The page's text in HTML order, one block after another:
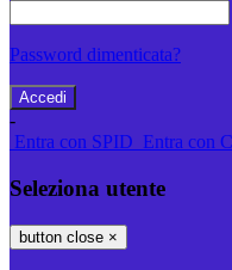
Password dimenticata?
-
Entra con SPID Entra con
Seleziona utente
button close ×